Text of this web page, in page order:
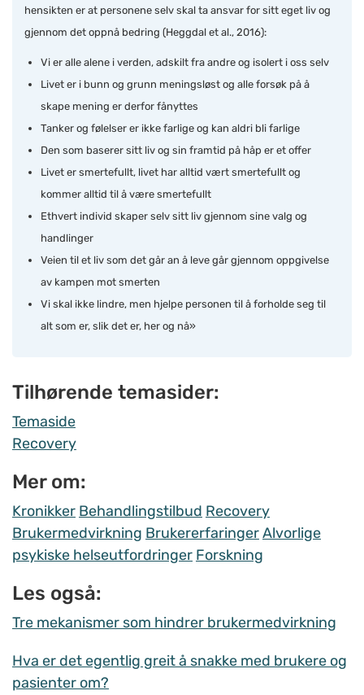
hensikten er at personene selv skal ta ansvar for sitt eget liv og
gjennom det oppnå bedring (Heggdal et al., 2016):
Vi er alle alene i verden, adskilt fra andre og isolert i oss selv
Livet er i bunn og grunn meningsløst og alle forsøk på å
skape mening er derfor fånyttes
Tanker og følelser er ikke farlige og kan aldri bli farlige
Den som baserer sitt liv og sin framtid på håp er et offer
Livet er smertefullt, livet har alltid vært smertefullt og
kommer alltid til å være smertefullt
Ethvert individ skaper selv sitt liv gjennom sine valg og
handlinger
Veien til et liv som det går an å leve går gjennom oppgivelse
av kampen mot smerten
Vi skal ikke lindre, men hjelpe personen til å forholde seg til
alt som er, slik det er, her og nå»
Tilhørende temasider:
Temaside
Recovery
Mer om:
Kronikker Behandlingstilbud Recovery
Brukermedvirkning BrukererfaringerAlvorlige
psykiske helseutfordringer Forskning
Les også:
Tre mekanismer som hindrer brukermedvirkning
Hva er det egentlig greit å snakke med brukere og
pasienter om?